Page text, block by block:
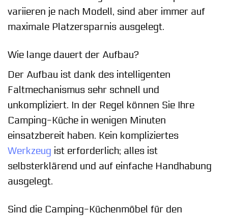
variieren je nach Modell, sind aber immer auf
maximale Platzersparnis ausgelegt.
Wie lange dauert der Aufbau?
Der Aufbau ist dank des intelligenten
Faltmechanismus sehr schnell und
unkompliziert. In der Regel können Sie Ihre
Camping-Küche in wenigen Minuten
einsatzbereit haben. Kein kompliziertes
Werkzeug ist erforderlich; alles ist
selbsterklärend und auf einfache Handhabung
ausgelegt.
Sind die Camping-Küchenmöbel für den